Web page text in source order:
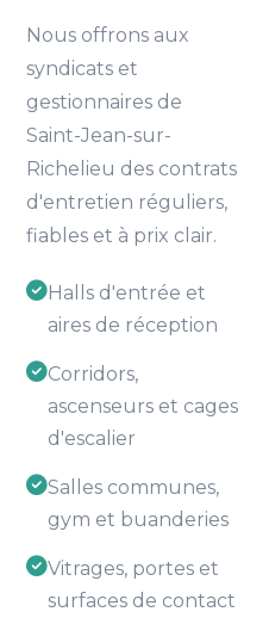
Nous offrons aux
syndicats et
gestionnaires de
Saint-Jean-sur-
Richelieu des contrats
d'entretien réguliers,
fiables et à prix clair.
Halls d'entrée et
aires de réception
Corridors,
ascenseurs et cages
d'escalier
Salles communes,
gym et buanderies
Vitrages, portes et
surfaces de contact